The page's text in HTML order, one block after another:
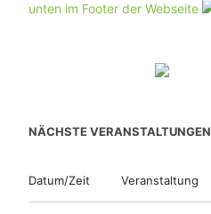
unten im Footer der Webseite
NÄCHSTE VERANSTALTUNGEN
Datum/Zeit Veranstaltung